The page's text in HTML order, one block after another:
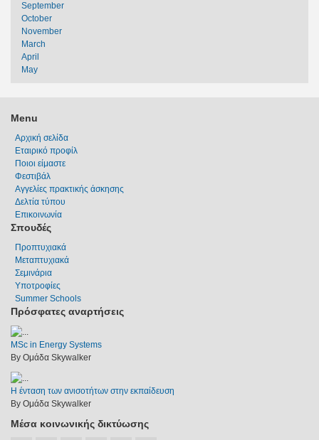
September
October
November
March
April
May
Menu
Αρχική σελίδα
Εταιρικό προφίλ
Ποιοι είμαστε
Φεστιβάλ
Αγγελίες πρακτικής άσκησης
Δελτία τύπου
Επικοινωνία
Σπουδές
Προπτυχιακά
Μεταπτυχιακά
Σεμινάρια
Υποτροφίες
Summer Schools
Πρόσφατες αναρτήσεις
MSc in Energy Systems
By Ομάδα Skywalker
Η ένταση των ανισοτήτων στην εκπαίδευση
By Ομάδα Skywalker
Μέσα κοινωνικής δικτύωσης